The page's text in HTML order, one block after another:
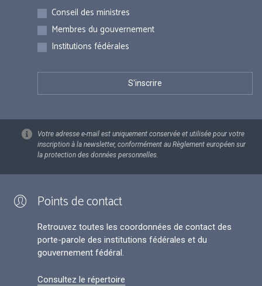
Inscriptions
Conseil des ministres
Membres du gouvernement
Institutions fédérales
Votre adresse e-mail est uniquement conservée et utilisée pour votre
inscription à la newsletter, conformément au Règlement européen sur
la protection des données personnelles.
Points de contact
Retrouvez toutes les coordonnées de contact des
porte-parole des institutions fédérales et du
gouvernement fédéral.
Consultez le répertoire